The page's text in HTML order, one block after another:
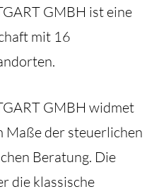
GMBH ist eine
mit 16
GMBH widmet
Maße der steuerlichen
Beratung. Die
die klassische